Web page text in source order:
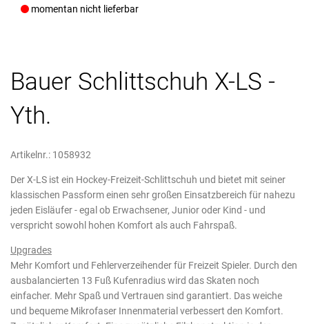
momentan nicht lieferbar
Bauer Schlittschuh X-LS -
Yth.
Artikelnr.: 1058932
Der X-LS ist ein Hockey-Freizeit-Schlittschuh und bietet mit seiner
klassischen Passform einen sehr großen Einsatzbereich für nahezu
jeden Eisläufer - egal ob Erwachsener, Junior oder Kind - und
verspricht sowohl hohen Komfort als auch Fahrspaß.
Upgrades
Mehr Komfort und Fehlerverzeihender für Freizeit Spieler. Durch den
ausbalancierten 13 Fuß Kufenradius wird das Skaten noch
einfacher. Mehr Spaß und Vertrauen sind garantiert. Das weiche
und bequeme Mikrofaser Innenmaterial verbessert den Komfort.